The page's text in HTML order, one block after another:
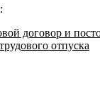
договор и
отпуска